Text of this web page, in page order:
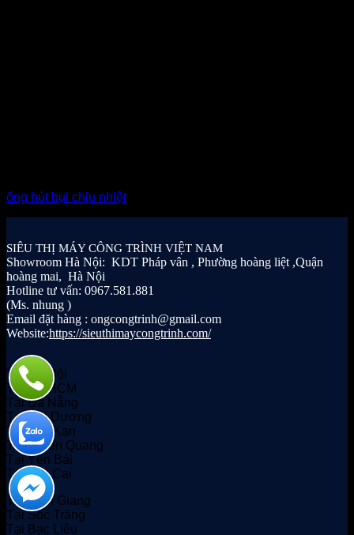
ống hút bụi chịu nhiệt
SIÊU THỊ MÁY CÔNG TRÌNH VIỆT NAM
Showroom Hà Nội: KDT Pháp vân , Phường hoàng liệt ,Quận
hoàng mai, Hà Nội
Hotline tư vấn: 0967.581.881
(Ms. nhung )
Email đặt hàng : ongcongtrinh@gmail.com
Website:https://sieuthimaycongtrinh.com/
Tại Hà Nội
Tại TP HCM
Tại Đà Nẵng
Tại Hải Dương
Tại Bắc Kạn
Tại Tuyên Quang
Tại Yên Bái
Tại Lào Cai
Tại Kiên Giang
Tại Sóc Trăng
Tại Bạc Liêu